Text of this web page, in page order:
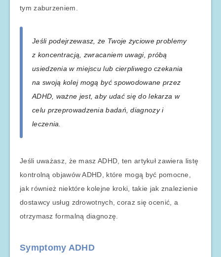
tym zaburzeniem.
Jeśli podejrzewasz, że Twoje życiowe problemy
z koncentracją, zwracaniem uwagi, próbą
usiedzenia w miejscu lub cierpliwego czekania
na swoją kolej mogą być spowodowane przez
ADHD, ważne jest, aby udać się do lekarza w
celu przeprowadzenia badań, diagnozy i
leczenia.
Jeśli uważasz, że masz ADHD, ten artykuł zawiera listę
kontrolną objawów ADHD, które mogą być pomocne,
jak również niektóre kolejne kroki, takie jak znalezienie
dostawcy usług zdrowotnych, coraz się ocenić, a
otrzymasz formalną diagnozę.
Symptomy ADHD